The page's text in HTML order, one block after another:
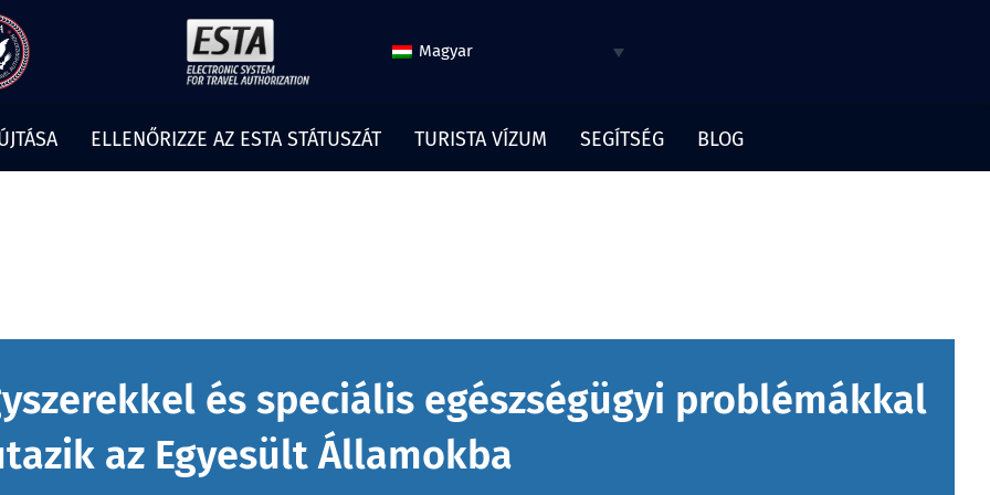
Magyar
ELLENŐRIZZE AZ ESTA STÁTUSZÁT TURISTA VÍZUM SEGÍTSÉG BLOG
és speciális egészségügyi problémákkal
az Egyesült Államokba